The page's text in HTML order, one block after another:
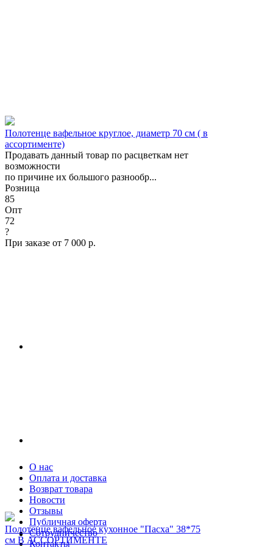
Полотенце вафельное круглое, диаметр 70 см ( в
ассортименте)
Продавать данный товар по расцветкам нет
возможности
по причине их большого разнообр...
Розница
85
Опт
72
?
При заказе от 7 000 р.
Полотенце вафельное кухонное "Пасха" 38*75
см В АССОРТИМЕНТЕ
О нас
Оплата и доставка
Возврат товара
Новости
Отзывы
Публичная оферта
Сотрудничество
Контакты